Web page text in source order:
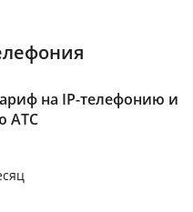
на IP-телефонию и
АТС